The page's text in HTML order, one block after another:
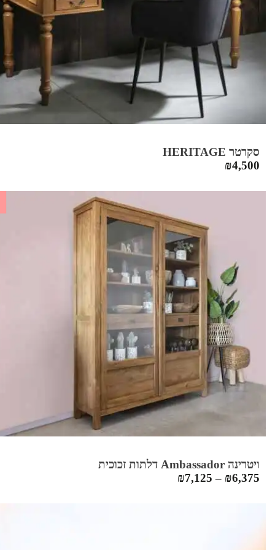
סקרטר HERITAGE
₪4,500
ויטרינה Ambassador דלתות זכוכית
₪6,375
–
₪7,125